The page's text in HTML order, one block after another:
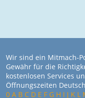
Wir sind ein Mitmach-
Gewähr für die
kostenlosen Services
Öffnungszeiten
0 A B C D E F G H I J K L